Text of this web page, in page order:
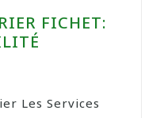
FICHET:
Les Services